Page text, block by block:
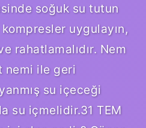
soğuk su tutun
uygulayın,
rahatlamalıdır. Nem
nemi ile geri
su içeceği
su içmelidir.31 TEM